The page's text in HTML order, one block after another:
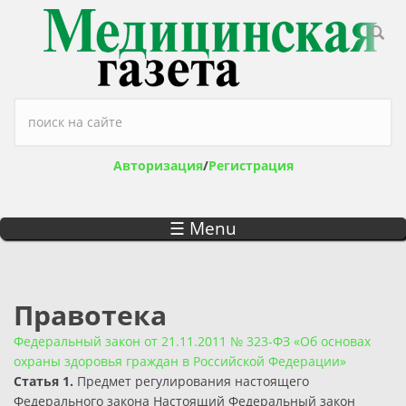
Перейти к основному содержанию
Форма поиска
Авторизация/Регистрация
☰ Menu
Правотека
Федеральный закон от 21.11.2011 № 323-ФЗ «Об основах
охраны здоровья граждан в Российской Федерации»
Статья 1. Предмет регулирования настоящего
Федерального закона Настоящий Федеральный закон